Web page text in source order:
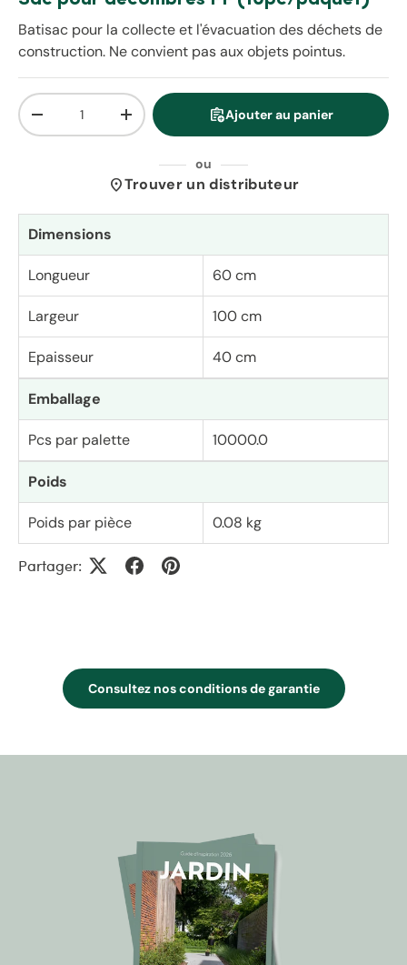
Batisac pour la collecte et l'évacuation des déchets de
construction. Ne convient pas aux objets pointus.
Qté
Diminuer la quantitéAugmenter la quantité
assignment_addAjouter au panier
ou
location_onTrouver un distributeur
Dimensions
Longueur 60 cm
Largeur 100 cm
Epaisseur 40 cm
Emballage
Pcs par palette 10000.0
Poids
Poids par pièce 0.08 kg
Partager:
Consultez nos conditions de garantie